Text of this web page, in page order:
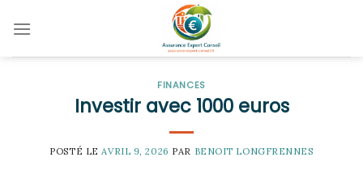
FINANCES
Investir avec 1000 euros
POSTÉ LE AVRIL 9, 2026 PAR BENOIT LONGFRENNES